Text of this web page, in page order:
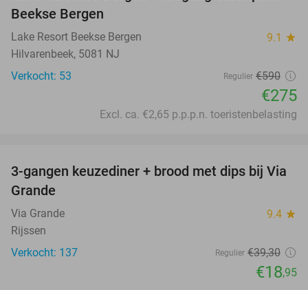
Beekse Bergen
Lake Resort Beekse Bergen 9.1 star
Hilvarenbeek, 5081 NJ
Verkocht: 53
Regulier €590
€275
Excl. ca. €2,65 p.p.p.n. toeristenbelasting
52%
3-gangen keuzediner + brood met dips bij Via
Grande
Via Grande 9.4 star
Rijssen
Verkocht: 137
Regulier €39,30
€18,95